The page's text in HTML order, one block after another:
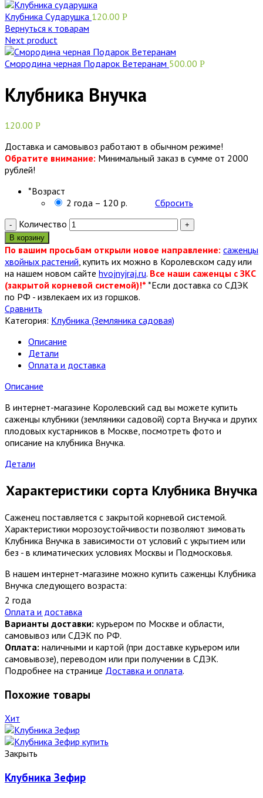
Клубника Сударушка 120.00 Р
Вернуться к товарам
Next product
Смородина черная Подарок Ветеранам 500.00 Р
Клубника Внучка
120.00 Р
Доставка и самовывоз работают в обычном режиме!
Обратите внимание: Минимальный заказ в сумме от 2000
рублей!
*Возраст
2 года – 120 р.
Сбросить
Количество
В корзину
По вашим просьбам открыли новое направление: саженцы
хвойных растений, купить их можно в Королевском саду или
на нашем новом сайте hvojnyjraj.ru. Все наши саженцы с ЗКС
(закрытой корневой системой)!* *Если доставка со СДЭК
по РФ - извлекаем их из горшков.
Сравнить
Категория: Клубника (Земляника садовая)
Описание
Детали
Оплата и доставка
Описание
В интернет-магазине Королевский сад вы можете купить
саженцы клубники (земляники садовой) сорта Внучка и других
плодовых кустарников в Москве, посмотреть фото и
описание на клубника Внучка.
Детали
Характеристики сорта Клубника Внучка
Саженец поставляется с закрытой корневой системой.
Характеристики морозоустойчивости позволяют зимовать
Клубника Внучка в зависимости от условий с укрытием или
без - в климатических условиях Москвы и Подмосковья.
В нашем интернет-магазине можно купить саженцы Клубника
Внучка следующего возраста:
2 года
Оплата и доставка
Варианты доставки: курьером по Москве и области,
самовывоз или СДЭК по РФ.
Оплата: наличными и картой (при доставке курьером или
самовывозе), переводом или при получении в СДЭК.
Подробнее на странице Доставка и оплата.
Похожие товары
Хит
Закрыть
Клубника Зефир